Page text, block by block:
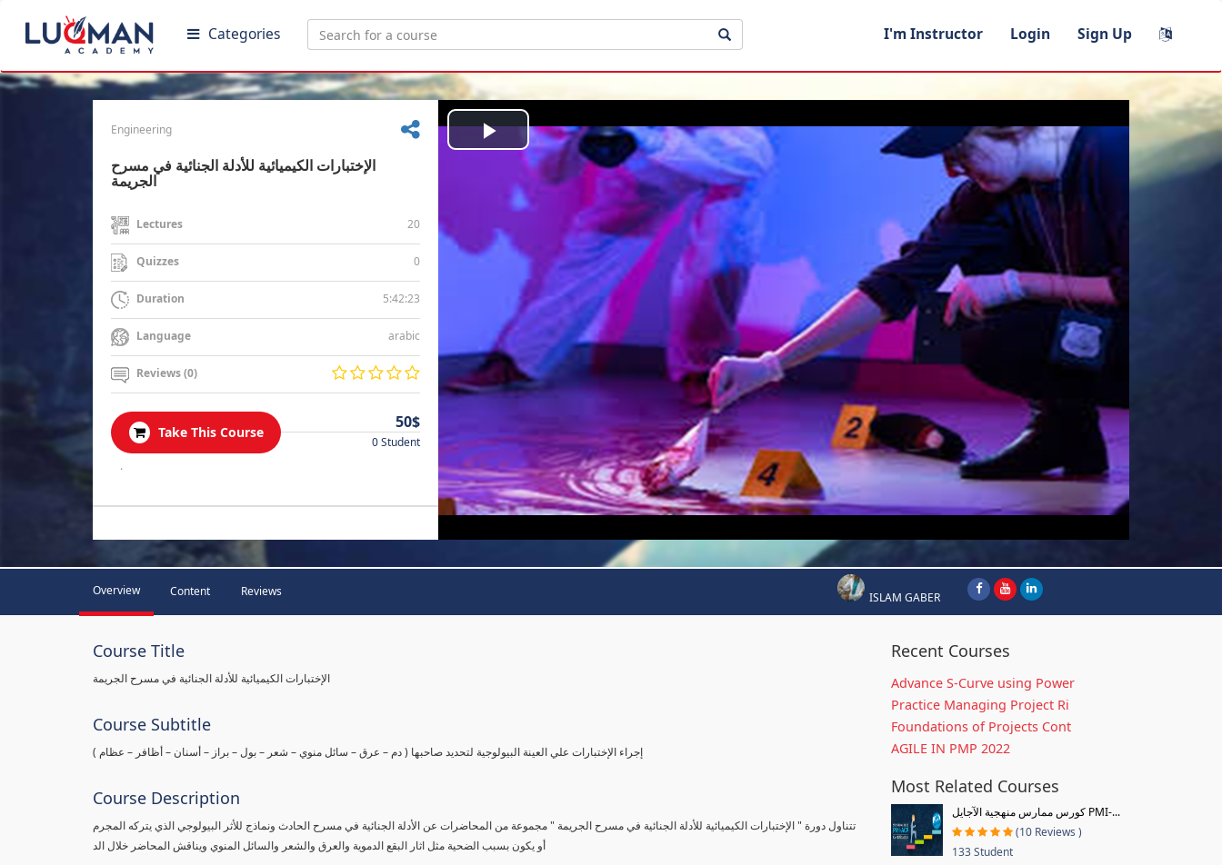
Categories I'm Instructor Login Sign Up
Engineering
الإختبارات الكيميائية للأدلة الجنائية في مسرح
الجريمة
Lectures 20
Quizzes 0
Duration 5:42:23
Language arabic
Reviews (0)
Take This Course
50$
0 Student
.
Play
Video
Overview Content Reviews ISLAM GABER
Course Title
الإختبارات الكيميائية للأدلة الجنائية في مسرح الجريمة
Course Subtitle
( إجراء الإختبارات علي العينة البيولوجية لتحديد صاحبها ( دم – عرق – سائل منوي – شعر – بول – براز – أسنان – أظافر – عظام
Course Description
تتناول دورة " الإختبارات الكيميائية للأدلة الجنائية في مسرح الجريمة " مجموعة من المحاضرات عن الأدلة الجنائية في مسرح الحادث ونماذج للأثر البيولوجي الذي يتركه المجرم
أو يكون بسبب الضحية مثل اثار البقع الدموية والعرق والشعر والسائل المنوي ويناقش المحاضر خلال الد
Recent Courses
Advance S-Curve using Power
Practice Managing Project Ri
Foundations of Projects Cont
AGILE IN PMP 2022
Most Related Courses
كورس ممارس منهجية الآجايل PMI-...
(10 Reviews )
133 Student